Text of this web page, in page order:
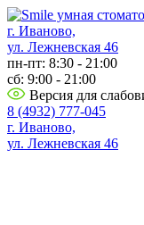
г. Иваново,
ул. Лежневская 46
пн-пт: 8:30 - 21:00
сб: 9:00 - 21:00
Версия для
8 (4932) 777-045
г. Иваново,
ул. Лежневская 46